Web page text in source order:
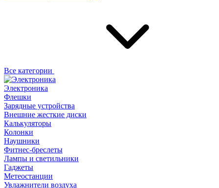
Все категории
Электроника
Флешки
Зарядные устройства
Внешние жесткие диски
Калькуляторы
Колонки
Наушники
Фитнес-бреслеты
Лампы и светильники
Гаджеты
Метеостанции
Увлажнители воздуха